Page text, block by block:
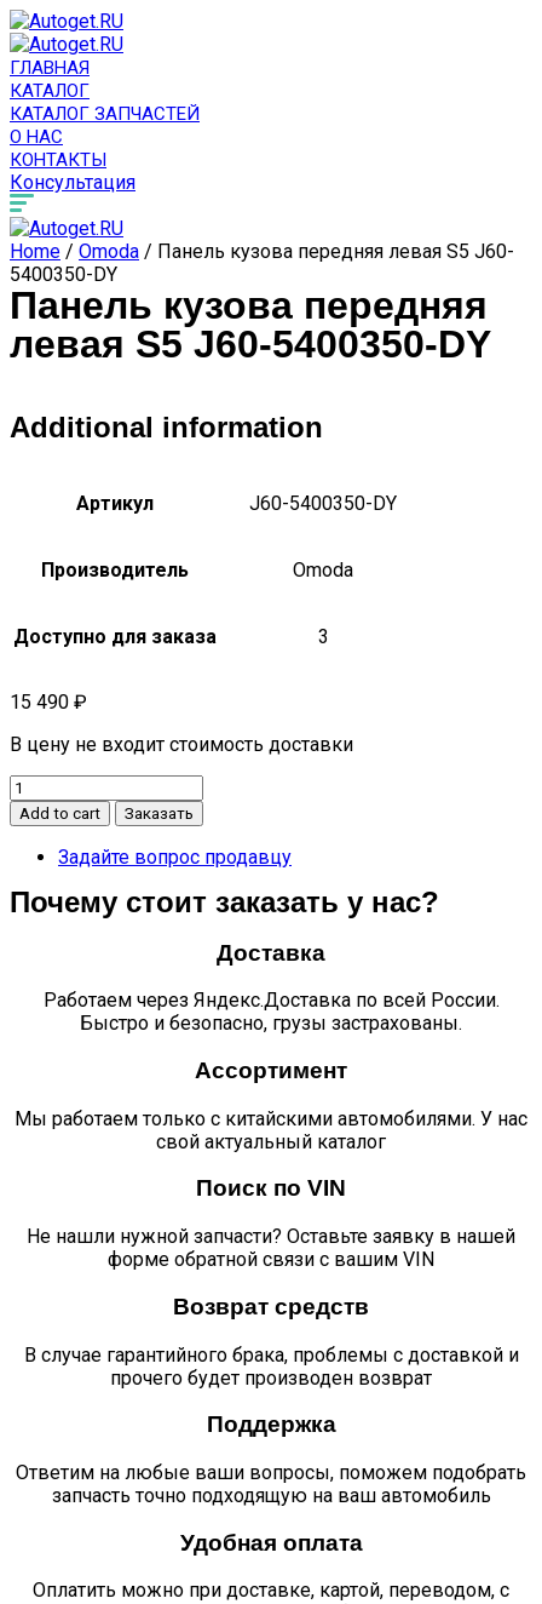
ГЛАВНАЯ
КАТАЛОГ
КАТАЛОГ ЗАПЧАСТЕЙ
О НАС
КОНТАКТЫ
Консультация
Home / Omoda / Панель кузова передняя левая S5 J60-
5400350-DY
Панель кузова передняя
левая S5 J60-5400350-DY
Additional information
Артикул J60-5400350-DY
Производитель Omoda
Доступно для заказа 3
15 490 ₽
В цену не входит стоимость доставки
Панель
кузова
передняя
левая
J60-
Add to cart Заказать
Задайте вопрос продавцу
Почему стоит заказать у нас?
Доставка
Работаем через Яндекс.Доставка по всей России.
Быстро и безопасно, грузы застрахованы.
Ассортимент
Мы работаем только с китайскими автомобилями. У нас
свой актуальный каталог
Поиск по VIN
Не нашли нужной запчасти? Оставьте заявку в нашей
форме обратной связи с вашим VIN
Возврат средств
В случае гарантийного брака, проблемы с доставкой и
прочего будет производен возврат
Поддержка
Ответим на любые ваши вопросы, поможем подобрать
запчасть точно подходящую на ваш автомобиль
Удобная оплата
Оплатить можно при доставке, картой, переводом, с